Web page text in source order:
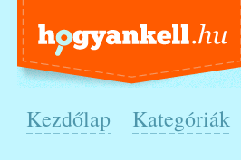
Kezdőlap Kategóriák